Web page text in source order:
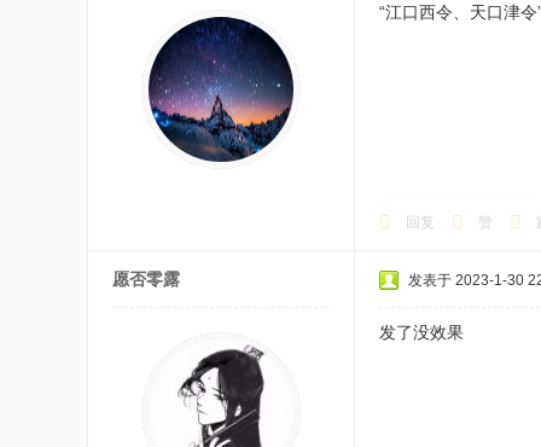
“江口西令、天口津令
回复 赞
愿否零露 发表于 2023-1-30
发了没效果